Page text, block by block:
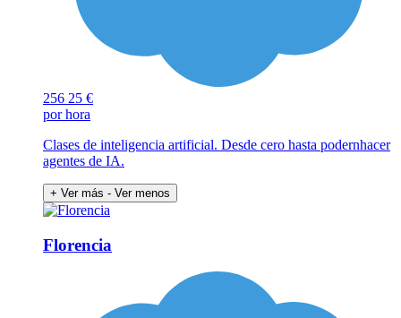
256 25 €
por hora
Clases de inteligencia artificial. Desde cero hasta podernhacer
agentes de IA.
+ Ver más - Ver menos
Florencia